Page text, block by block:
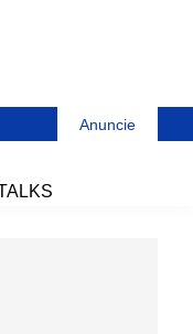
Anuncie